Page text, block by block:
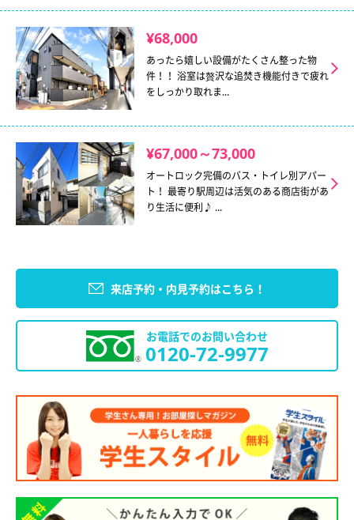
¥68,000
あったら嬉しい設備がたくさん整った物
件！！ 浴室は贅沢な追焚き機能付きで疲れ
をしっかり取れま...
¥67,000～73,000
オートロック完備のバス・トイレ別アパー
ト！ 最寄り駅周辺は活気のある商店街があ
り生活に便利♪ ...
来店予約・内見予約はこちら！
お電話でのお問い合わせ
0120-72-9977